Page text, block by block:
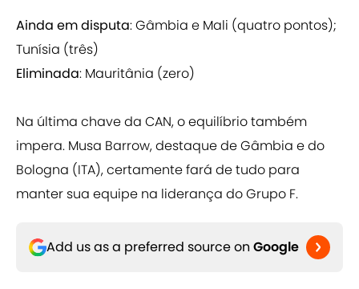
Ainda em disputa: Gâmbia e Mali (quatro pontos);
Tunísia (três)
Eliminada: Mauritânia (zero)
Na última chave da CAN, o equilíbrio também
impera. Musa Barrow, destaque de Gâmbia e do
Bologna (ITA), certamente fará de tudo para
manter sua equipe na liderança do Grupo F.
Add us as a preferred source on Google